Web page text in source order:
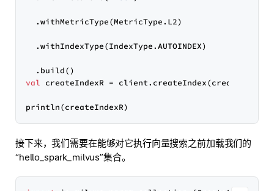
  .withMetricType(MetricType.L2)
  .withIndexType(IndexType.AUTOINDEX)
val createIndexR =
接下来，我们需要在能够对它执行向量搜索之前加载我们的
“hello_spark_milvus”集合。